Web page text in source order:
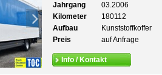
Jahrgang
03.2006
Kilometer
180112
Aufbau
Kunststoffkoffer
Preis
auf Anfrage
Info / Kontakt